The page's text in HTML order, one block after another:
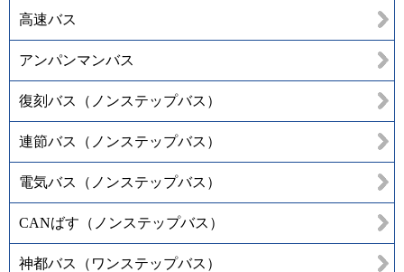
高速バス
アンパンマンバス
復刻バス（ノンステップバス）
連節バス（ノンステップバス）
電気バス（ノンステップバス）
CANばす（ノンステップバス）
神都バス（ワンステップバス）